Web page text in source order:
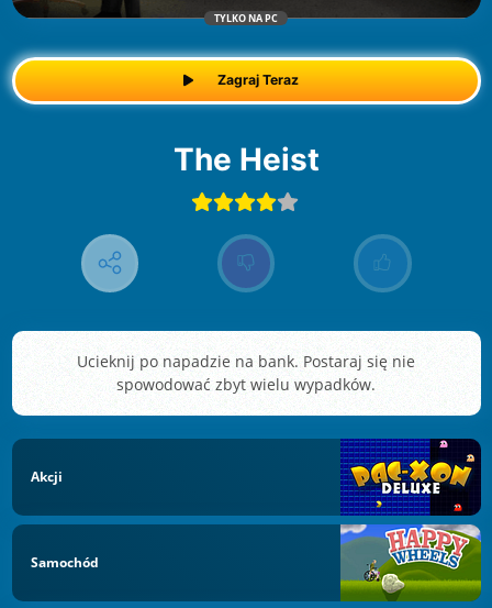
TYLKO NA PC
Zagraj Teraz
The Heist
Ucieknij po napadzie na bank. Postaraj się nie
spowodować zbyt wielu wypadków.
Akcji
Samochód